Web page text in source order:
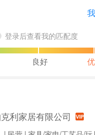
登录后查看我的匹配度
良好
克利家居有限公司